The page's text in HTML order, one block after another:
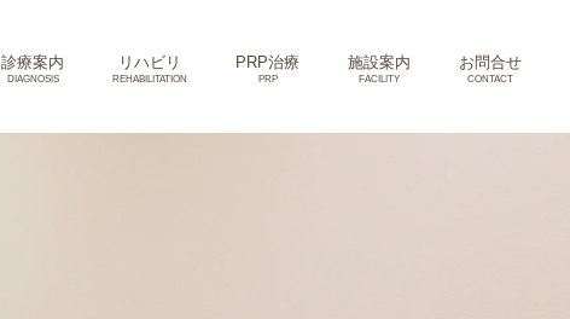
診療案内
DIAGNOSIS
リハビリ
REHABILITATION
PRP治療
PRP
施設案内
FACILITY
お問合せ
CONTACT